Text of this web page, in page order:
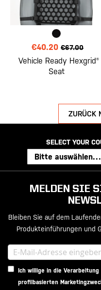
€40.20 €67.00
Vehicle Ready Hexgrid®
Seat
ZURÜCK
SELECT YOUR
MELDEN SIE
Bleiben Sie auf dem
Produkteinführungen und
Ich willige in die
profilbasierten